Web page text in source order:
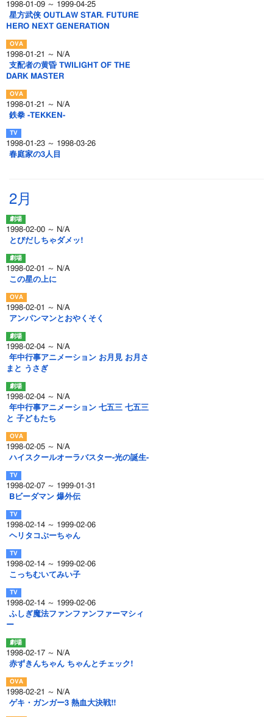
1998-01-09 ～ 1999-04-25
星方武侠 OUTLAW STAR. FUTURE
HERO NEXT GENERATION
1998-01-21 ～ N/A
支配者の黄昏 TWILIGHT OF THE
DARK MASTER
1998-01-21 ～ N/A
鉄拳 -TEKKEN-
1998-01-23 ～ 1998-03-26
春庭家の3人目
2月
1998-02-00 ～ N/A
とびだしちゃダメッ!
1998-02-01 ～ N/A
この星の上に
1998-02-01 ～ N/A
アンパンマンとおやくそく
1998-02-04 ～ N/A
年中行事アニメーション お月見 お月さ
まと うさぎ
1998-02-04 ～ N/A
年中行事アニメーション 七五三 七五三
と 子どもたち
1998-02-05 ～ N/A
ハイスクールオーラバスター-光の誕生-
1998-02-07 ～ 1999-01-31
Bビーダマン 爆外伝
1998-02-14 ～ 1999-02-06
ヘリタコぷーちゃん
1998-02-14 ～ 1999-02-06
こっちむいてみい子
1998-02-14 ～ 1999-02-06
ふしぎ魔法ファンファンファーマシィ
ー
1998-02-17 ～ N/A
赤ずきんちゃん ちゃんとチェック!
1998-02-21 ～ N/A
ゲキ・ガンガー3 熱血大決戦!!